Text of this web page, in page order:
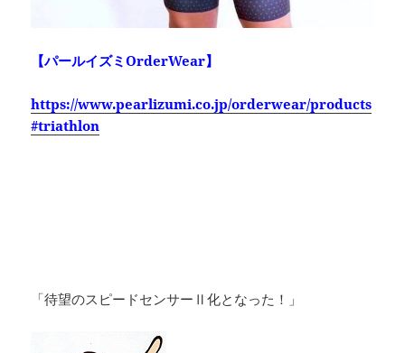
【パールイズミOrderWear】
https://www.pearlizumi.co.jp/orderwear/products
#triathlon
「待望のスピードセンサーⅡ化となった！」